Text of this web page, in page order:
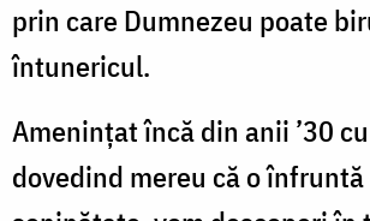
prin care Dumnezeu poate
întunericul.
Amenințat încă din anii ’30
dovedind mereu că o înfruntă